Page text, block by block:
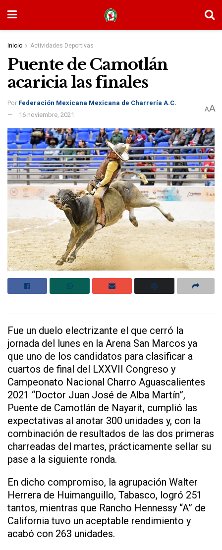
Inicio Actividades Deportivas
Puente de Camotlán
acaricia las finales
Por Federación Mexicana Mexicana de Charrería A.C.
16 noviembre, 2021
AA
Fue un duelo electrizante el que cerró la
jornada del lunes en la Arena San Marcos ya
que uno de los candidatos para clasificar a
cuartos de final del LXXVII Congreso y
Campeonato Nacional Charro Aguascalientes
2021 “Doctor Juan José de Alba Martín”,
Puente de Camotlán de Nayarit, cumplió las
expectativas al anotar 300 unidades y, con la
combinación de resultados de las dos primeras
charreadas del martes, prácticamente sellar su
pase a la siguiente ronda.
En dicho compromiso, la agrupación Walter
Herrera de Huimanguillo, Tabasco, logró 251
tantos, mientras que Rancho Hennessy “A” de
California tuvo un aceptable rendimiento y
acabó con 263 unidades.